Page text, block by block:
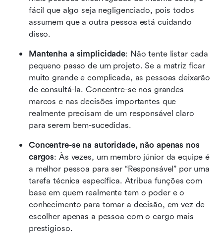
fácil que algo seja negligenciado, pois todos
assumem que a outra pessoa está cuidando
disso.
Mantenha a simplicidade: Não tente listar cada
pequeno passo de um projeto. Se a matriz ficar
muito grande e complicada, as pessoas deixarão
de consultá-la. Concentre-se nos grandes
marcos e nas decisões importantes que
realmente precisam de um responsável claro
para serem bem-sucedidas.
Concentre-se na autoridade, não apenas nos
cargos: Às vezes, um membro júnior da equipe é
a melhor pessoa para ser “Responsável” por uma
tarefa técnica específica. Atribua funções com
base em quem realmente tem o poder e o
conhecimento para tomar a decisão, em vez de
escolher apenas a pessoa com o cargo mais
prestigioso.